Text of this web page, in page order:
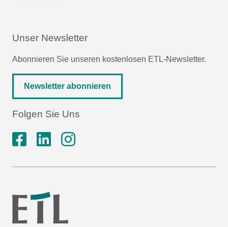
Unser Newsletter
Abonnieren Sie unseren kostenlosen ETL-Newsletter.
Newsletter abonnieren
Folgen Sie Uns